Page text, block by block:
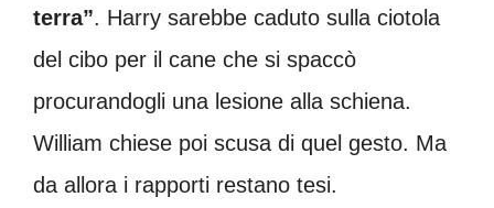
terra”. Harry sarebbe caduto sulla ciotola
del cibo per il cane che si spaccò
procurandogli una lesione alla schiena.
William chiese poi scusa di quel gesto. Ma
da allora i rapporti restano tesi.